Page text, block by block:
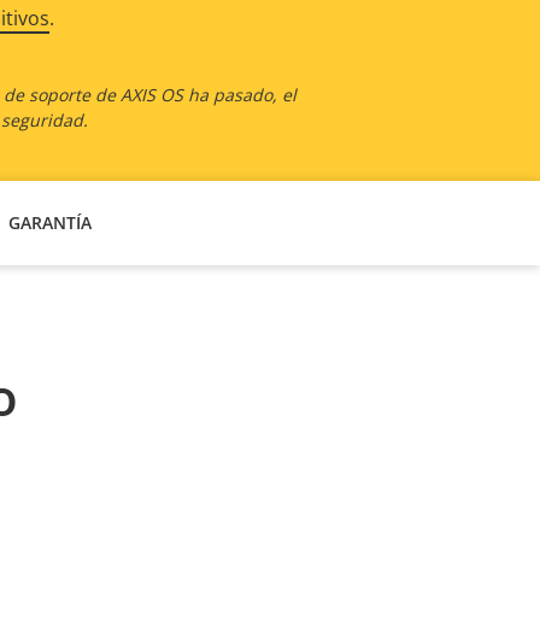
.
soporte de AXIS OS ha pasado, el
GARANTÍA